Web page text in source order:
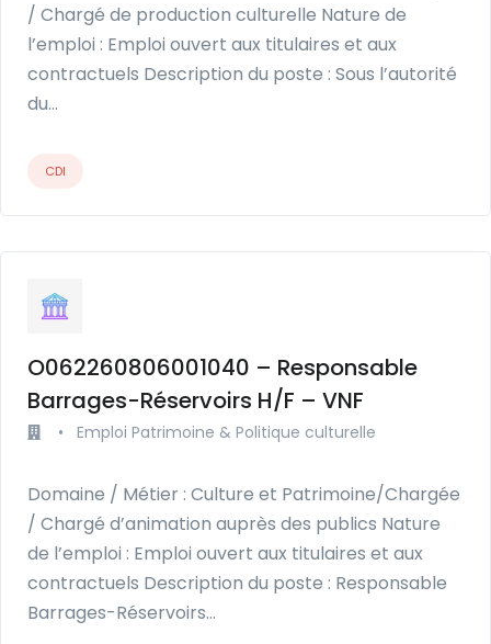
/ Chargé de production culturelle Nature de
l’emploi : Emploi ouvert aux titulaires et aux
contractuels Description du poste : Sous l’autorité
du…
CDI
O062260806001040 – Responsable
Barrages-Réservoirs H/F – VNF
• Emploi Patrimoine & Politique culturelle
Domaine / Métier : Culture et Patrimoine/Chargée
/ Chargé d’animation auprès des publics Nature
de l’emploi : Emploi ouvert aux titulaires et aux
contractuels Description du poste : Responsable
Barrages-Réservoirs…